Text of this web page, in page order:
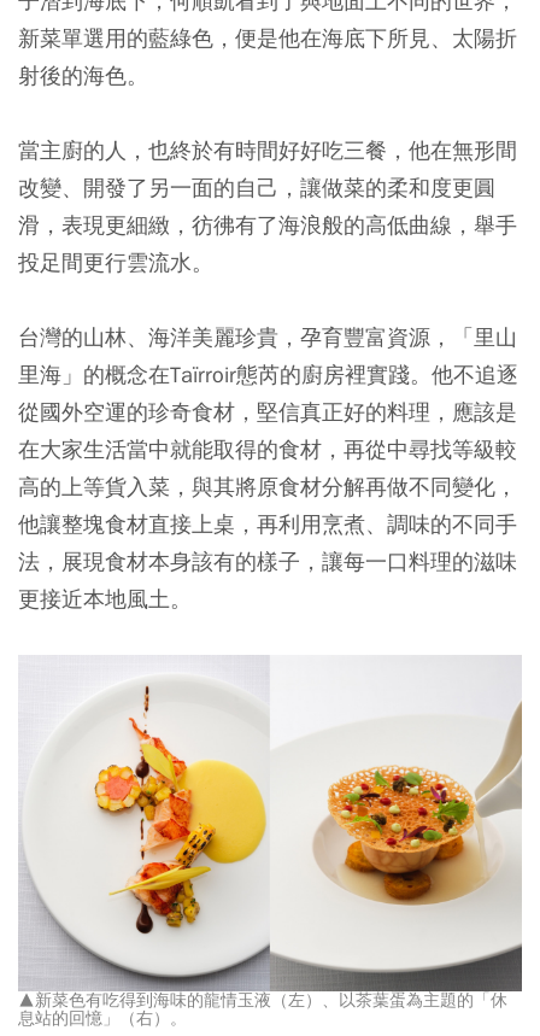
新菜單選用的藍綠色，便是他在海底下所見、太陽折
射後的海色。
當主廚的人，也終於有時間好好吃三餐，他在無形間
改變、開發了另一面的自己，讓做菜的柔和度更圓
滑，表現更細緻，彷彿有了海浪般的高低曲線，舉手
投足間更行雲流水。
台灣的山林、海洋美麗珍貴，孕育豐富資源，「里山
里海」的概念在Taïrroir態芮的廚房裡實踐。他不追逐
從國外空運的珍奇食材，堅信真正好的料理，應該是
在大家生活當中就能取得的食材，再從中尋找等級較
高的上等貨入菜，與其將原食材分解再做不同變化，
他讓整塊食材直接上桌，再利用烹煮、調味的不同手
法，展現食材本身該有的樣子，讓每一口料理的滋味
更接近本地風土。
▲新菜色有吃得到海味的龍情玉液（左）、以茶葉蛋為主題的「休
息站的回憶」（右）。